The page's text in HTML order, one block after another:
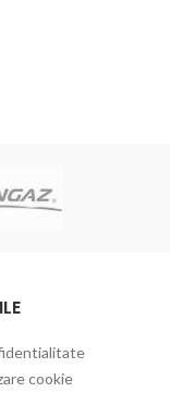
cookie